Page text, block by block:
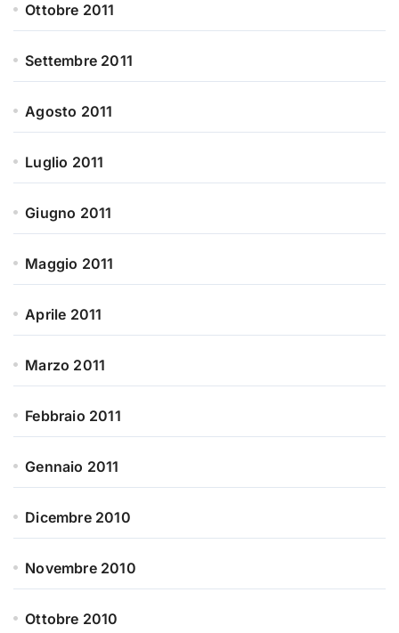
Ottobre 2011
Settembre 2011
Agosto 2011
Luglio 2011
Giugno 2011
Maggio 2011
Aprile 2011
Marzo 2011
Febbraio 2011
Gennaio 2011
Dicembre 2010
Novembre 2010
Ottobre 2010